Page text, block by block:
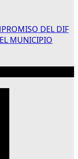
DEL DIF
MUNICIPIO